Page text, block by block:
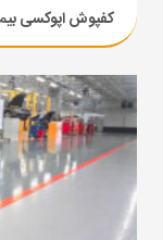
کفپوش اپوکسی